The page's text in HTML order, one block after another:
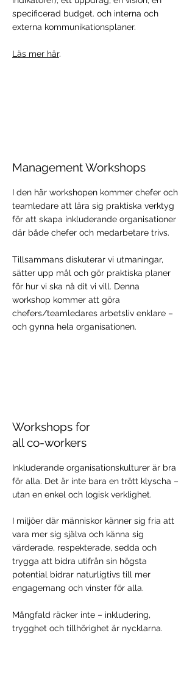
specificerad budget. och interna och
externa kommunikationsplaner.
Läs mer här.
Management Workshops
I den här workshopen kommer chefer och
teamledare att lära sig praktiska verktyg
för att skapa inkluderande organisationer
där både chefer och medarbetare trivs.
Tillsammans diskuterar vi utmaningar,
sätter upp mål och gör praktiska planer
för hur vi ska nå dit vi vill. Denna
workshop kommer att göra
chefers/teamledares arbetsliv enklare –
och gynna hela organisationen.
Workshops for
all co-workers
Inkluderande organisationskulturer är bra
för alla. Det är inte bara en trött klyscha –
utan en enkel och logisk verklighet.
I miljöer där människor känner sig fria att
vara mer sig själva och känna sig
värderade, respekterade, sedda och
trygga att bidra utifrån sin högsta
potential bidrar naturligtivs till mer
engagemang och vinster för alla.
Mångfald räcker inte – inkludering,
trygghet och tillhörighet är nycklarna.